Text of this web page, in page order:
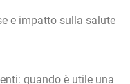
e impatto sulla salute
quando è utile una